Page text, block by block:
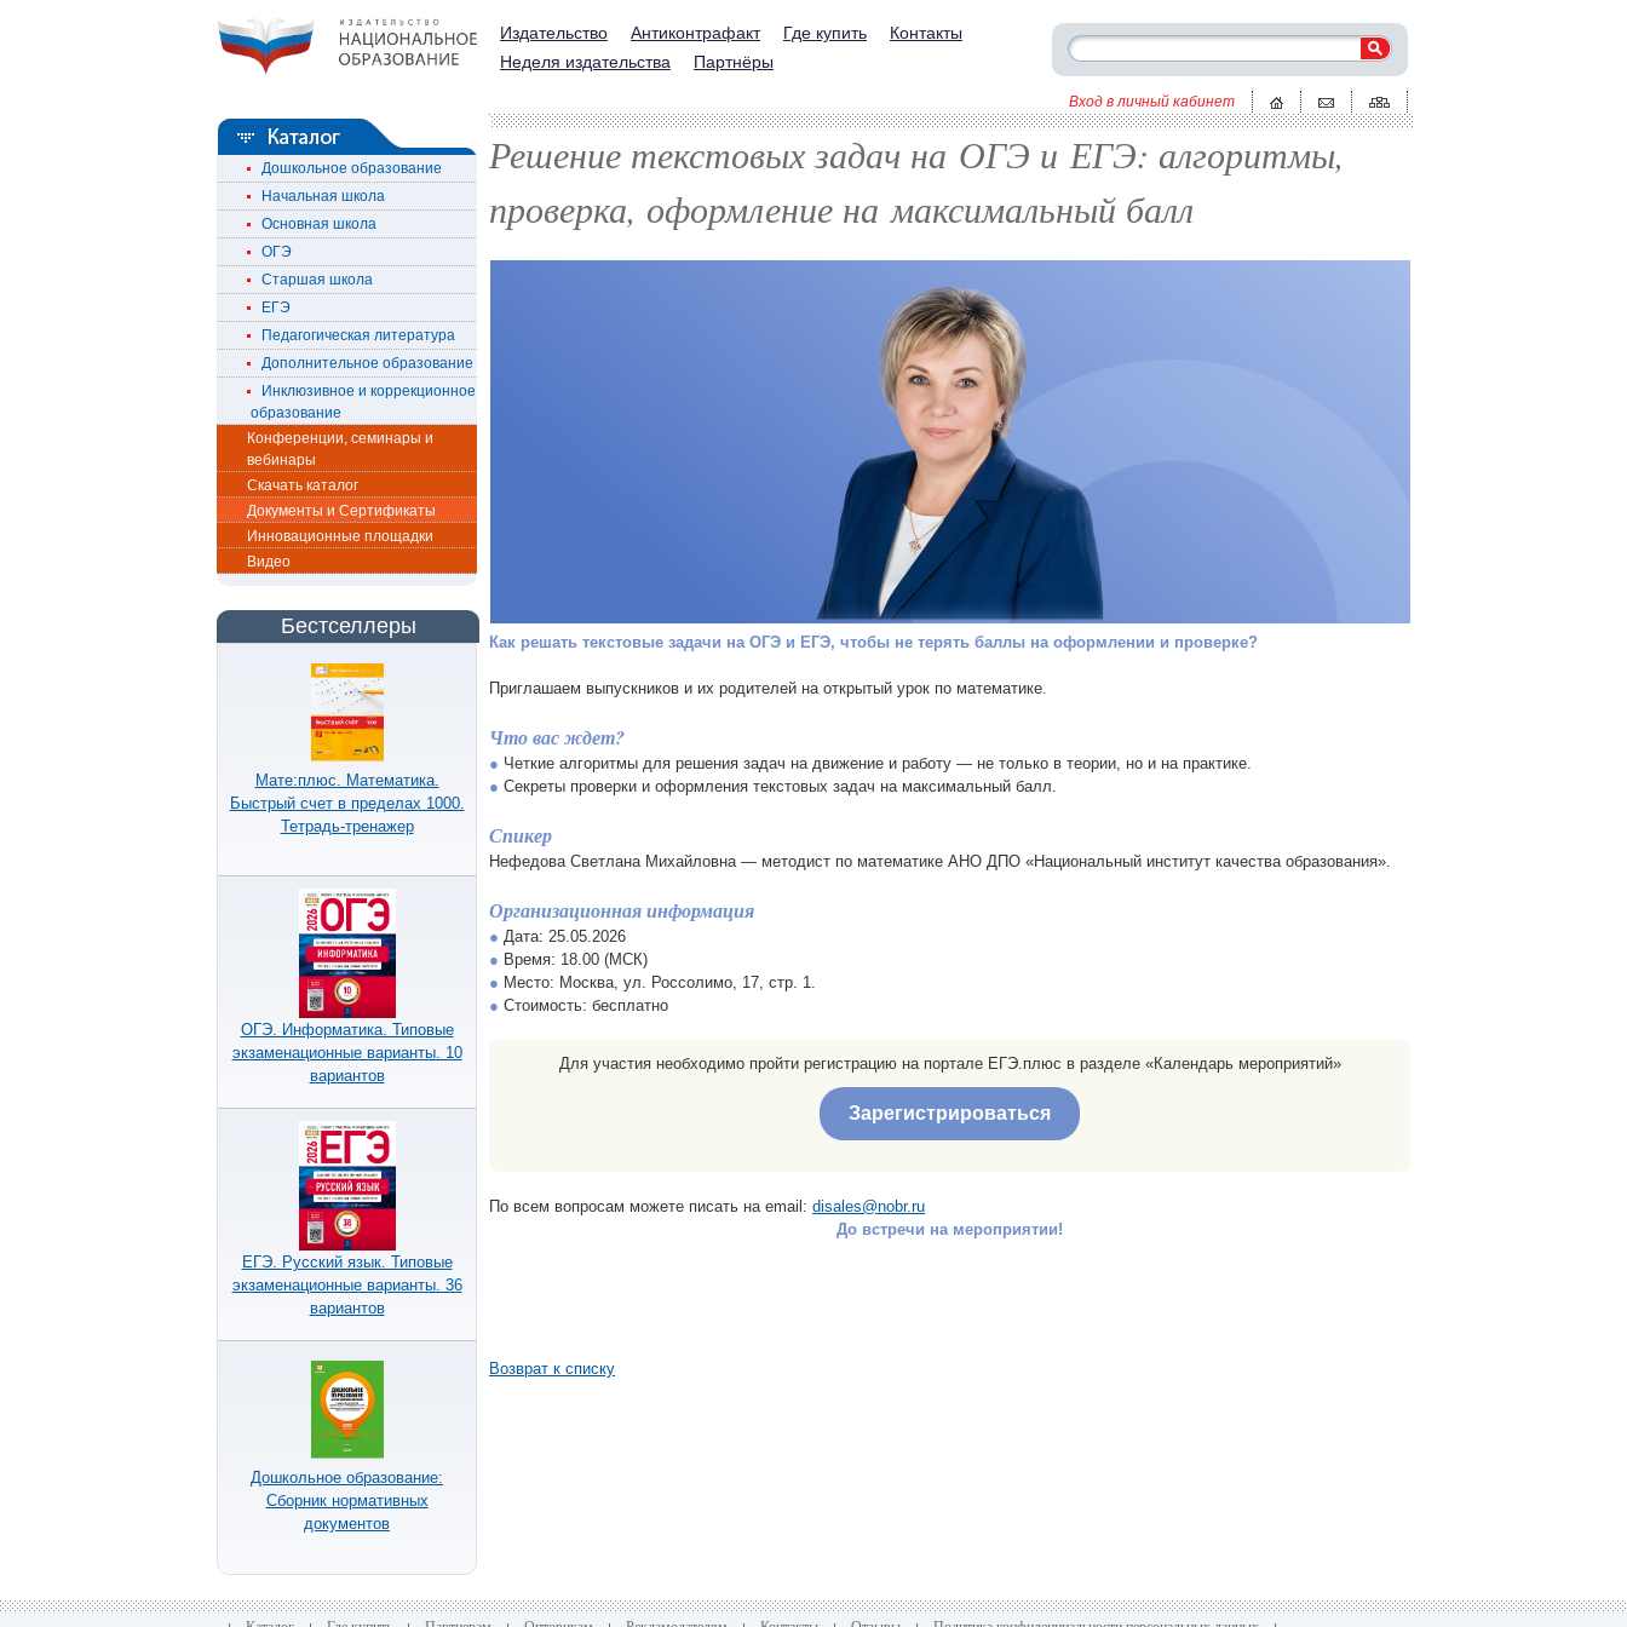
Издательство Антиконтрафакт Где купить
Контакты
Неделя издательства
Партнёры
Вход в личный кабинет
Дошкольное образование
Начальная школа
Основная школа
ОГЭ
Старшая школа
ЕГЭ
Педагогическая литература
Дополнительное образование
Инклюзивное и коррекционное
образование
Конференции, семинары и
вебинары
Скачать каталог
Документы и Сертификаты
Инновационные площадки
Видео
Бестселлеры
Мате:плюс. Математика.
Быстрый счет в пределах 1000.
Тетрадь-тренажер
ОГЭ. Информатика. Типовые
экзаменационные варианты. 10
вариантов
ЕГЭ. Русский язык. Типовые
экзаменационные варианты. 36
вариантов
Дошкольное образование:
Сборник нормативных
документов
Решение текстовых задач на ОГЭ и ЕГЭ: алгоритмы,
проверка, оформление на максимальный балл
Как решать текстовые задачи на ОГЭ и ЕГЭ, чтобы не терять баллы на оформлении и проверке?
Приглашаем выпускников и их родителей на открытый урок по математике.
Что вас ждет?
● Четкие алгоритмы для решения задач на движение и работу — не только в теории, но и на практике.
● Секреты проверки и оформления текстовых задач на максимальный балл.
Спикер
Нефедова Светлана Михайловна — методист по математике АНО ДПО «Национальный институт качества образования».
Организационная информация
● Дата: 25.05.2026
● Время: 18.00 (МСК)
● Место: Москва, ул. Россолимо, 17, стр. 1.
● Стоимость: бесплатно
Для участия необходимо пройти регистрацию на портале ЕГЭ.плюс в разделе «Календарь мероприятий»
Зарегистрироваться
По всем вопросам можете писать на email: disales@nobr.ru
До встречи на мероприятии!
Возврат к списку